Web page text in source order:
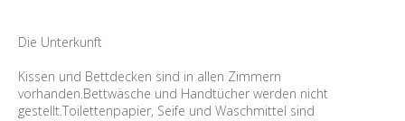
Die Unterkunft
Kissen und Bettdecken sind in allen Zimmern
vorhanden.Bettwäsche und Handtücher werden nicht
gestellt.Toilettenpapier, Seife und Waschmittel sind